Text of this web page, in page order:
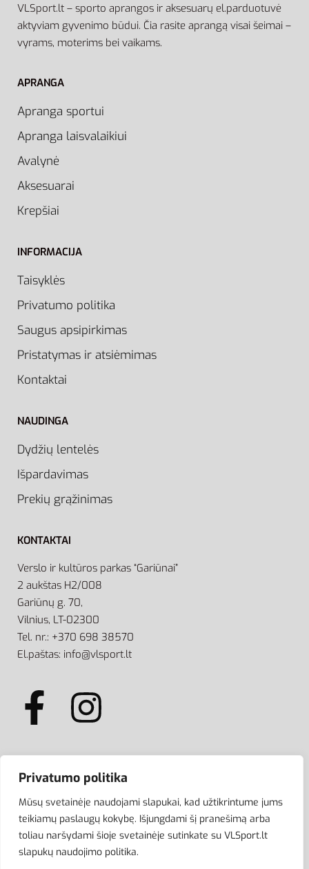
Privatumo politika
Mūsų svetainėje naudojami slapukai, kad užtikrintume jums
teikiamų paslaugų kokybę. Išjungdami šį pranešimą arba
toliau naršydami šioje svetainėje sutinkate su VLSport.lt
slapukų naudojimo politika.
VLSport.lt – sporto aprangos ir aksesuarų el.parduotuvė
aktyviam gyvenimo būdui. Čia rasite aprangą visai šeimai –
vyrams, moterims bei vaikams.
APRANGA
Apranga sportui
Apranga laisvalaikiui
Avalynė
Aksesuarai
Krepšiai
INFORMACIJA
Taisyklės
Privatumo politika
Saugus apsipirkimas
Pristatymas ir atsiėmimas
Kontaktai
NAUDINGA
Dydžių lentelės
Išpardavimas
Prekių grąžinimas
KONTAKTAI
Verslo ir kultūros parkas “Gariūnai”
2 aukštas H2/008
Gariūnų g. 70,
Vilnius, LT-02300
Tel. nr.: +370 698 38570
El.paštas: info@vlsport.lt